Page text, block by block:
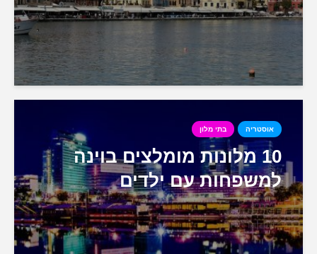
אוסטריה בתי מלון
10 מלונות מומלצים בוינה
למשפחות עם ילדים